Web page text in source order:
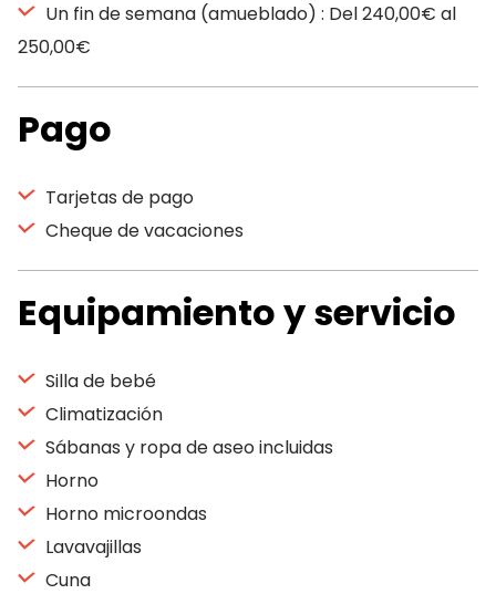
Un fin de semana (amueblado) : Del 240,00€ al
250,00€
Pago
Tarjetas de pago
Cheque de vacaciones
Equipamiento y servicio
Silla de bebé
Climatización
Sábanas y ropa de aseo incluidas
Horno
Horno microondas
Lavavajillas
Cuna